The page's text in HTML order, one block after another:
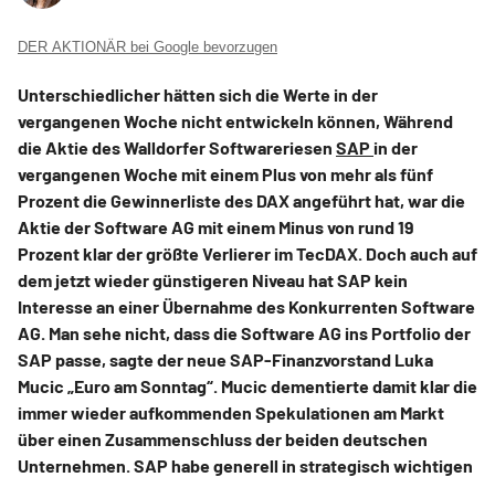
DER AKTIONÄR bei Google bevorzugen
Unterschiedlicher hätten sich die Werte in der
vergangenen Woche nicht entwickeln können, Während
die Aktie des Walldorfer Softwareriesen SAPin der
vergangenen Woche mit einem Plus von mehr als fünf
Prozent die Gewinnerliste des DAX angeführt hat, war die
Aktie der Software AG mit einem Minus von rund 19
Prozent klar der größte Verlierer im TecDAX. Doch auch auf
dem jetzt wieder günstigeren Niveau hat SAP kein
Interesse an einer Übernahme des Konkurrenten Software
AG. Man sehe nicht, dass die Software AG ins Portfolio der
SAP passe, sagte der neue SAP-Finanzvorstand Luka
Mucic „Euro am Sonntag“. Mucic dementierte damit klar die
immer wieder aufkommenden Spekulationen am Markt
über einen Zusammenschluss der beiden deutschen
Unternehmen. SAP habe generell in strategisch wichtigen